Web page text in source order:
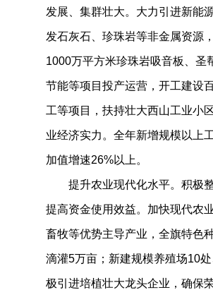
发展、集群壮大。大力引进新能
发石灰石、珍珠岩等非金属资源
1000万平方米珍珠岩吸音板、圣
节能等项目投产运营，开工建设
工等项目，扶持壮大西山工业小
业经济实力。全年新增规模以上
加值增速26%以上。
提升农业现代化水平。积极整
提高资金使用效益。加快现代农
畜牧等优势主导产业，全旗特色
滴灌5万亩；新建规模养殖场10
极引进培植壮大龙头企业，确保